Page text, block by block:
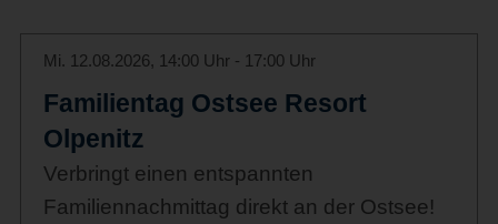
Mi. 12.08.2026, 14:00 Uhr - 17:00 Uhr
Familientag Ostsee Resort
Olpenitz
Verbringt einen entspannten
Familiennachmittag direkt an der Ostsee!